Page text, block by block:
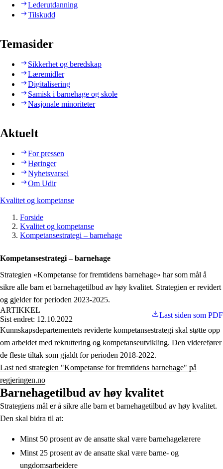
Lederutdanning
Tilskudd
Temasider
Sikkerhet og beredskap
Læremidler
Digitalisering
Samisk i barnehage og skole
Nasjonale minoriteter
Aktuelt
For pressen
Høringer
Nyhetsvarsel
Om Udir
Kvalitet og kompetanse
Forside
Kvalitet og kompetanse
Kompetansestrategi – barnehage
Kompetansestrategi – barnehage
Strategien «Kompetanse for fremtidens barnehage» har som mål å
sikre alle barn et barnehagetilbud av høy kvalitet. Strategien er revidert
og gjelder for perioden 2023-2025.
ARTIKKEL
Sist endret: 12.10.2022
Last siden som PDF
Kunnskapsdepartementets reviderte kompetansestrategi skal støtte opp
om arbeidet med rekruttering og kompetanseutvikling. Den viderefører
de fleste tiltak som gjaldt for perioden 2018-2022.
Last ned strategien "Kompetanse for fremtidens barnehage" på
regjeringen.no
Barnehagetilbud av høy kvalitet
Strategiens mål er å sikre alle barn et barnehagetilbud av høy kvalitet.
Den skal bidra til at:
Minst 50 prosent av de ansatte skal være barnehagelærere
Minst 25 prosent av de ansatte skal være barne- og
ungdomsarbeidere